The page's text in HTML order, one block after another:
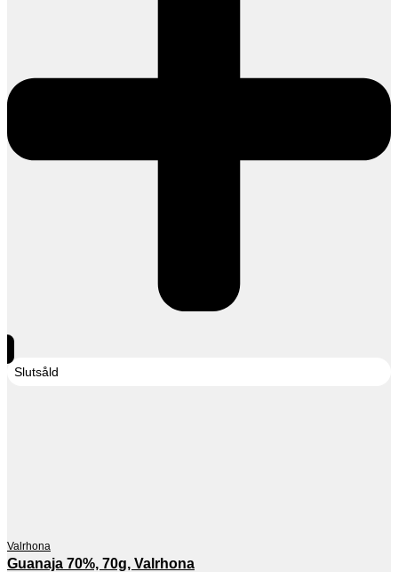
Slutsåld
Valrhona
Guanaja 70%, 70g, Valrhona